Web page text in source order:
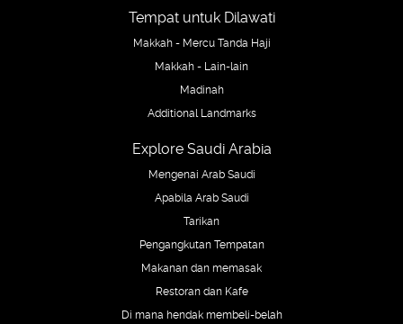
Tempat untuk Dilawati
Makkah - Mercu Tanda Haji
Makkah - Lain-lain
Madinah
Additional Landmarks
Explore Saudi Arabia
Mengenai Arab Saudi
Apabila Arab Saudi
Tarikan
Pengangkutan Tempatan
Makanan dan memasak
Restoran dan Kafe
Di mana hendak membeli-belah